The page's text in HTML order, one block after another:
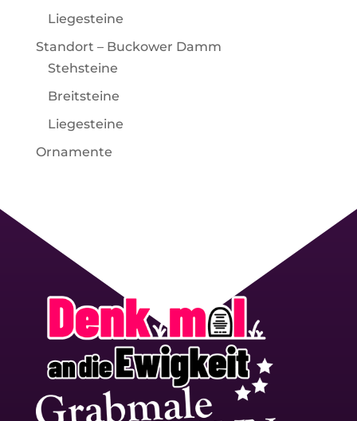
Liegesteine
Standort – Buckower Damm
Stehsteine
Breitsteine
Liegesteine
Ornamente